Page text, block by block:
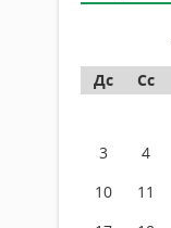
Дс
Сс
3
4
10
11